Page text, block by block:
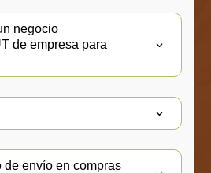
negocio
de empresa para
de envío en compras